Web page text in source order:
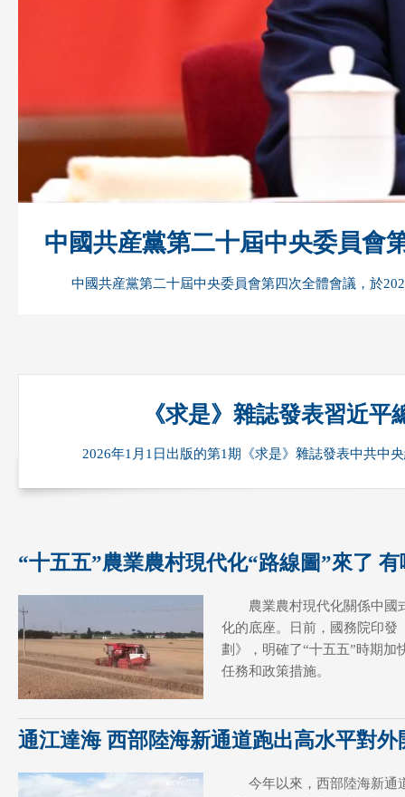
中國共産黨第二十屆中央委員會
中國共産黨第二十屆中央委員會第四次全體會議，於
《求是》雜誌發表習近
2026年1月1日出版的第1期《求是》雜誌發表中共中
“十五五”農業農村現代化“路線圖”來了
農業農村現代化關係中國
化的底座。日前，國務院印發
劃》，明確了“十五五”時期加
任務和政策措施。
通江達海 西部陸海新通道跑出高水平對外
今年以來，西部陸海新通